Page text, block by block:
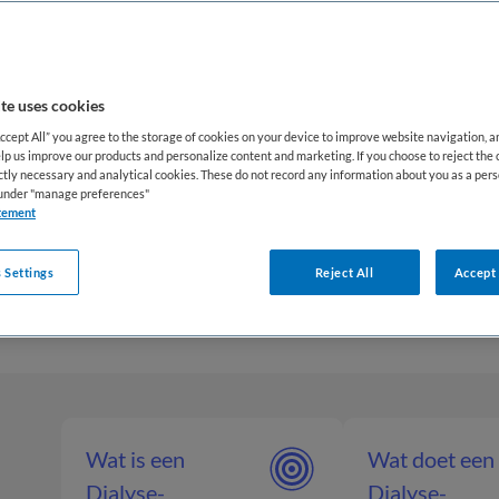
technische vaardigheid in het omgaan met
en psychosociale aspecten van nierfalen.
de dialyseverpleegkundige een belangrijke rol
Patiënten zijn vaak langdurig afhankelijk van
en monitoring essentieel zijn. De
diëtisten en maatschappelijk werkers om
met interesse in specialistische en langdurige
van technische expertise, klinische
patiëntrelaties binnen een gestructureerde
Wat is een
Dialyse-
Wat doet een
Dialyse-
uses cookies
All” you agree to the storage of cookies on your device to improve website navigation,
us improve our products and personalize content and marketing. If you choose to reject the
necessary and analytical cookies. These do not record any information about you as a
"manage preferences"
Reject All Accept
Settings